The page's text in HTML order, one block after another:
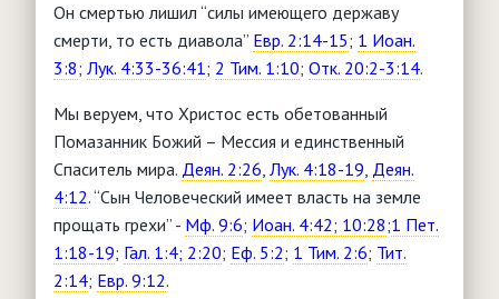
Он смертью лишил “силы имеющего державу
смерти, то есть диавола” Евр. 2:14-15; 1 Иоан.
3:8; Лук. 4:33-36:41; 2 Тим. 1:10; Отк. 20:2-3:14.
Мы веруем, что Христос есть обетованный
Помазанник Божий – Мессия и единственный
Спаситель мира. Деян. 2:26, Лук. 4:18-19, Деян.
4:12. “Сын Человеческий имеет власть на земле
прощать грехи” - Мф. 9:6; Иоан. 4:42; 10:28;1 Пет.
1:18-19; Гал. 1:4; 2:20; Еф. 5:2; 1 Тим. 2:6; Тит.
2:14; Евр. 9:12.